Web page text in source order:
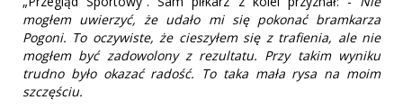
mogłem uwierzyć, że udało mi się pokonać bramkarza
Pogoni. To oczywiste, że cieszyłem się z trafienia, ale nie
mogłem być zadowolony z rezultatu. Przy takim wyniku
trudno było okazać radość. To taka mała rysa na moim
szczęściu.